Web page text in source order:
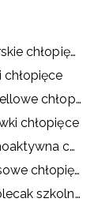
Kurtki narciarskie chłopięce
chłopięce
Kurtki softshellowe chłopięce
chłopięce
Bielizna termoaktywna chłopięca
Spodnie dresowe chłopięce
Jak wybrać plecak szkolny?